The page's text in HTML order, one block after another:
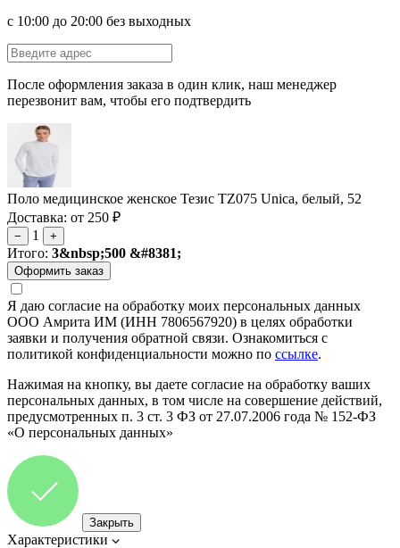
с 10:00 до 20:00 без выходных
После оформления заказа в один клик, наш менеджер
перезвонит вам, чтобы его подтвердить
Поло медицинское женское Тезис TZ075 Unica, белый, 52
Доставка: от 250 ₽
− 1 +
Итого: 3&nbsp;500 &#8381;
Я даю согласие на обработку моих персональных данных
ООО Амрита ИМ (ИНН 7806567920) в целях обработки
заявки и получения обратной связи. Ознакомиться с
политикой конфиденциальности можно по ссылке.
Нажимая на кнопку, вы даете согласие на обработку ваших
персональных данных, в том числе на совершение действий,
предусмотренных п. 3 ст. 3 ФЗ от 27.07.2006 года № 152-ФЗ
«О персональных данных»
Закрыть
Характеристики